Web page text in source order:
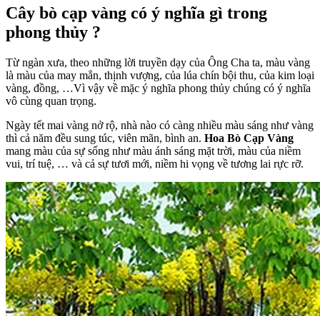
Cây bò cạp vàng có ý nghĩa gì trong
phong thủy ?
Từ ngàn xưa, theo những lời truyền dạy của Ông Cha ta, màu vàng
là màu của may mắn, thịnh vượng, của lúa chín bội thu, của kim loại
vàng, đồng, …Vì vậy về mặc ý nghĩa phong thủy chúng có ý nghĩa
vô cùng quan trọng.
Ngày tết mai vàng nở rộ, nhà nào có càng nhiều màu sáng như vàng
thì cả năm đều sung túc, viên mãn, bình an. Hoa Bò Cạp Vàng
mang màu của sự sống như màu ánh sáng mặt trời, màu của niềm
vui, trí tuệ, … và cả sự tươi mới, niềm hi vọng về tương lai rực rỡ.